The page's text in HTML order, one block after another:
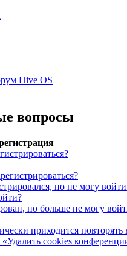
Hive OS
вопросы
но не могу
но больше не могу
приходится
cookies